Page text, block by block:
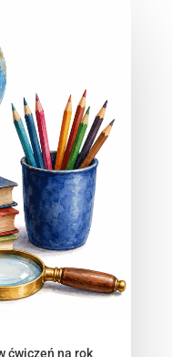
ćwiczeń na rok